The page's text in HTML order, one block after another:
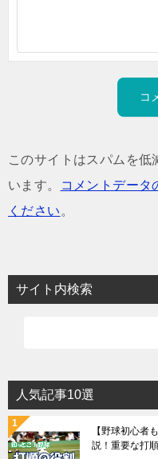
このサイトはスパムを
います。
コメントデータ
ください 。
サイト内検索
人気記事10選
【野球初心者
説！重要な打